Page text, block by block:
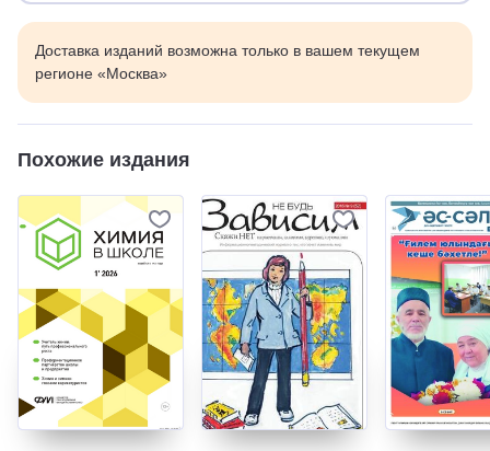
Доставка изданий возможна только в вашем текущем
регионе «Москва»
Похожие издания